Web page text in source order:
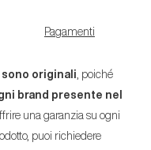
Pagamenti
sono originali , poiché
brand presente nel
una garanzia su ogni
puoi richiedere